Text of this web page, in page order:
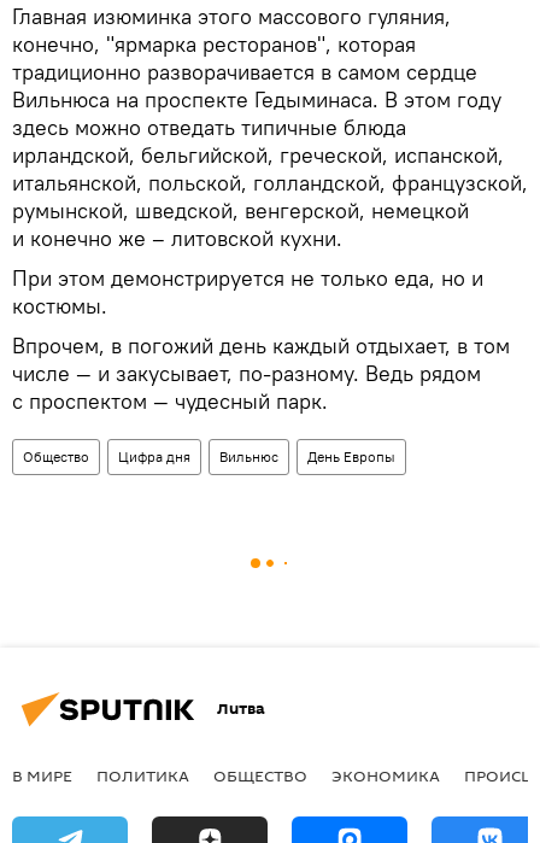
Главная изюминка этого массового гуляния,
конечно, "ярмарка ресторанов", которая
традиционно разворачивается в самом сердце
Вильнюса на проспекте Гедыминаса. В этом году
здесь можно отведать типичные блюда
ирландской, бельгийской, греческой, испанской,
итальянской, польской, голландской, французской,
румынской, шведской, венгерской, немецкой
и конечно же – литовской кухни.
При этом демонстрируется не только еда, но и
костюмы.
Впрочем, в погожий день каждый отдыхает, в том
числе — и закусывает, по-разному. Ведь рядом
с проспектом — чудесный парк.
Общество Цифра дня Вильнюс День Европы
Литва
В МИРЕ ПОЛИТИКА ОБЩЕСТВО ЭКОНОМИКА